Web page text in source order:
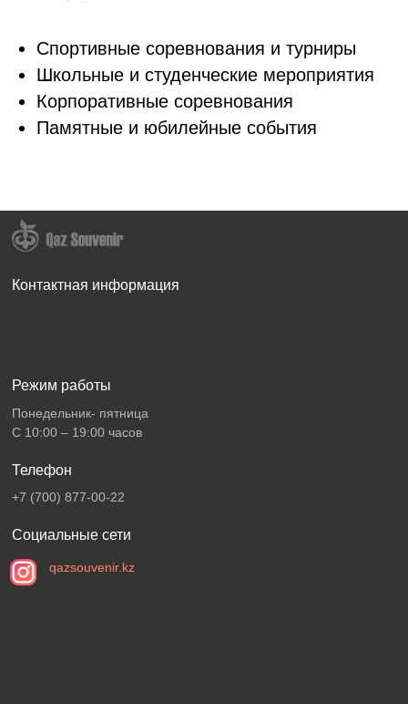
Спортивные соревнования и турниры
Школьные и студенческие мероприятия
Корпоративные соревнования
Памятные и юбилейные события
Контактная информация
Режим работы
Понедельник- пятница
С 10:00 – 19:00 часов
Телефон
+7 (700) 877-00-22
Социальные сети
qazsouvenir.kz